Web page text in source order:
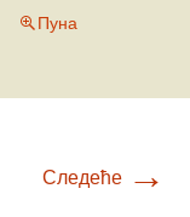
Пуна
Следеће →